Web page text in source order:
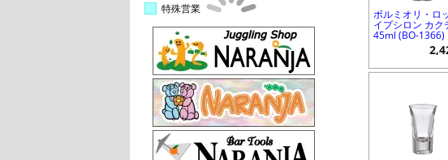
特殊営業
ボルミオリ・ロ
イプシロン カク
45ml (BO-1366)